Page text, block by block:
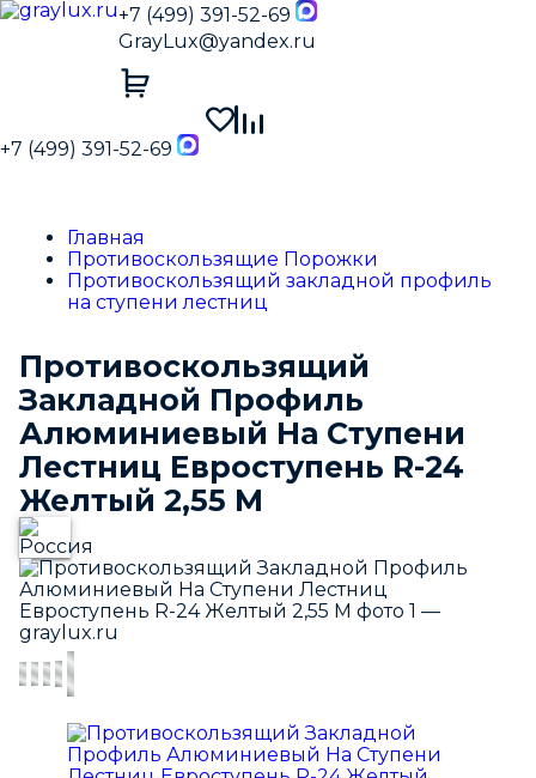
+7 (499) 391-52-69
GrayLux@yandex.ru
+7 (499) 391-52-69
Главная
Противоскользящие Порожки
Противоскользящий закладной профиль
на ступени лестниц
Противоскользящий
Закладной Профиль
Алюминиевый На Ступени
Лестниц Евроступень R-24
Желтый 2,55 М